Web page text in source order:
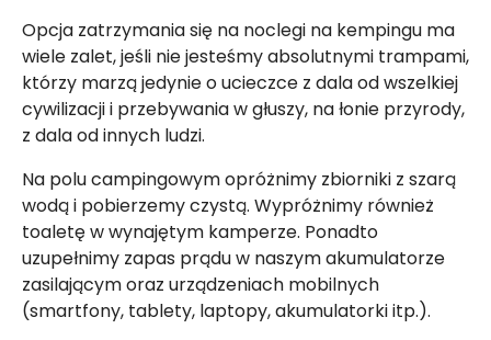
Opcja zatrzymania się na noclegi na kempingu ma
wiele zalet, jeśli nie jesteśmy absolutnymi trampami,
którzy marzą jedynie o ucieczce z dala od wszelkiej
cywilizacji i przebywania w głuszy, na łonie przyrody,
z dala od innych ludzi.
Na polu campingowym opróżnimy zbiorniki z szarą
wodą i pobierzemy czystą. Wypróżnimy również
toaletę w wynajętym kamperze. Ponadto
uzupełnimy zapas prądu w naszym akumulatorze
zasilającym oraz urządzeniach mobilnych
(smartfony, tablety, laptopy, akumulatorki itp.).